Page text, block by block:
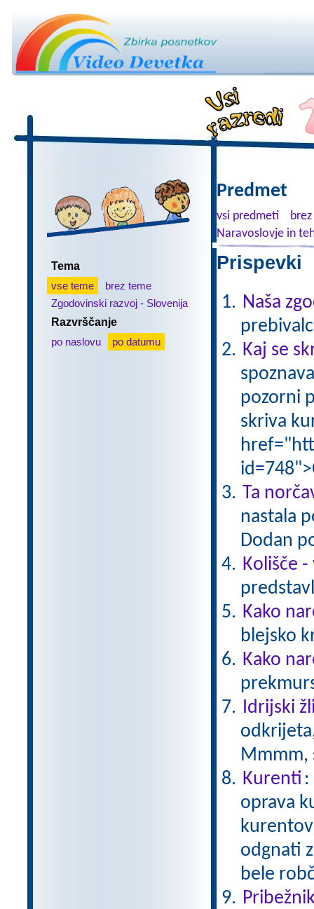
Tema
vse teme
brez teme
Zgodovinski razvoj - Slovenija
Razvrščanje
po naslovu
po datumu
Predmet
vsi predmeti
Naravoslovje in
Prispevki
Naša
Kaj se
pozorni
skriva
Ta
nastala
Dodan
Kolišče
Kako
blejsko
Kako
Idrijski
Kurenti :
oprava
odgnati
bele